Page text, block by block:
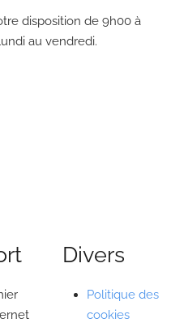
disposition de 9h00 à
au vendredi.
Divers
Politique des
cookies